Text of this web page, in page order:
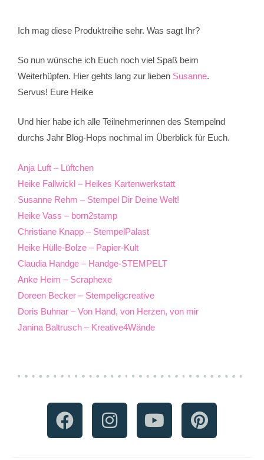
Ich mag diese Produktreihe sehr. Was sagt Ihr?
So nun wünsche ich Euch noch viel Spaß beim
Weiterhüpfen. Hier gehts lang zur lieben Susanne.
Servus! Eure Heike
Und hier habe ich alle Teilnehmerinnen des Stempelnd
durchs Jahr Blog-Hops nochmal im Überblick für Euch.
Anja Luft – Lüftchen
Heike Fallwickl – Heikes Kartenwerkstatt
Susanne Rehm – Stempel Dir Deine Welt!
Heike Vass – born2stamp
Christiane Knapp – StempelPalast
Heike Hülle-Bolze – Papier-Kult
Claudia Handge – Handge-STEMPELT
Anke Heim – Scraphexe
Doreen Becker – Stempeligcreative
Doris Buhnar – Von Hand, von Herzen, von mir
Janina Baltrusch – Kreative4Wände
F
a
I
n
Y
o
P
i